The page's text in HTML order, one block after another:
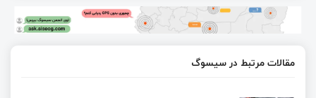
مقالات مرتبط در سیسوگ